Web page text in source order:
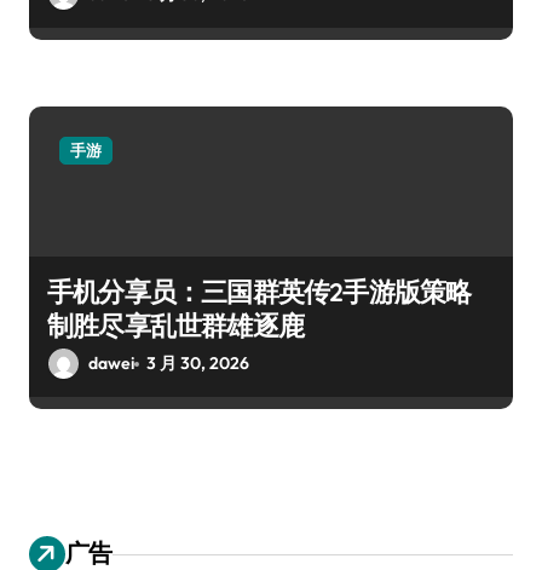
手游
手机分享员：三国群英传2手游版策略
制胜尽享乱世群雄逐鹿
dawei 3 月 30, 2026
广告